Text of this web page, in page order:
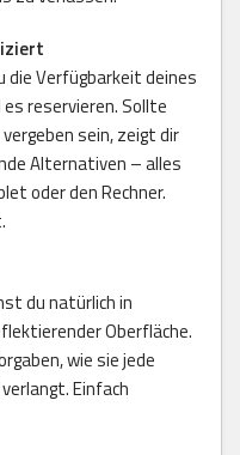
die Verfügbarkeit deines
reservieren. Sollte
sein, zeigt dir
Alternativen – alles
oder den Rechner.
du natürlich in
Oberfläche.
wie sie jede
Einfach